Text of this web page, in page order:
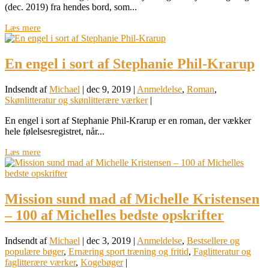
(dec. 2019) fra hendes bord, som...
Læs mere
En engel i sort af Stephanie Phil-Krarup
Indsendt afMichael | dec 9, 2019 | Anmeldelse, Roman,
Skønlitteratur og skønlitterære værker|
En engel i sort af Stephanie Phil-Krarup er en roman, der vækker
hele følelsesregistret, når...
Læs mere
Mission sund mad af Michelle Kristensen
– 100 af Michelles bedste opskrifter
Indsendt afMichael | dec 3, 2019 | Anmeldelse, Bestsellere og
populære bøger, Ernæring sport træning og fritid, Faglitteratur og
faglitterære værker, Kogebøger|